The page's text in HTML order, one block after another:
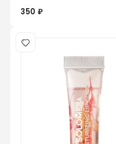
350 ₽